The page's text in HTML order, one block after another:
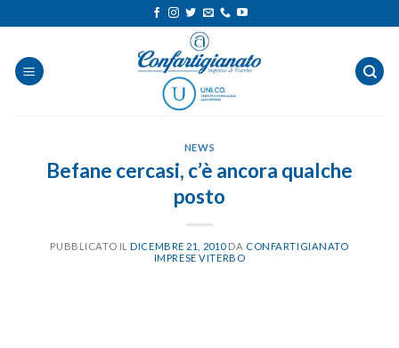
ai
contenuti
NEWS
Befane cercasi, c’è ancora qualche
posto
PUBBLICATO ILDICEMBRE 21, 2010 DA CONFARTIGIANATO
IMPRESE VITERBO